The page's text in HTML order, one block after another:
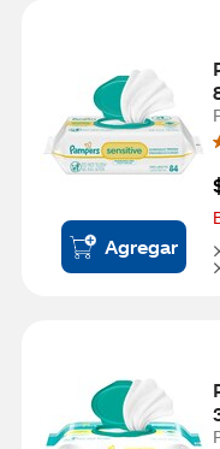
Agregar